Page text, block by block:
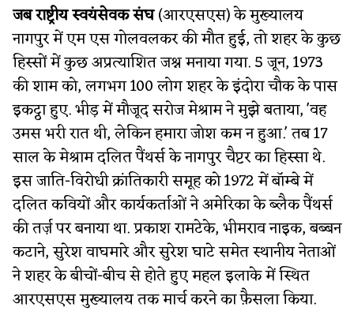
जब राष्ट्रीय स्वयंसेवक संघ(आरएसएस) के मुख्यालय
नागपुर में एम एस गोलवलकर की मौत हुई, तो शहर के कुछ
हिस्सों में कुछ अप्रत्याशित जश्न मनाया गया. 5 जून, 1973
की शाम को, लगभग 100 लोग शहर के इंदोरा चौक के पास
इकट्ठा हुए. भीड़ में मौजूद सरोज मेश्राम ने मुझे बताया, 'वह
उमस भरी रात थी, लेकिन हमारा जोश कम न हुआ.' तब 17
साल के मेश्राम दलित पैंथर्स के नागपुर चैप्टर का हिस्सा थे.
इस जाति-विरोधी क्रांतिकारी समूह को 1972 में बॉम्बे में
दलित कवियों और कार्यकर्ताओं ने अमेरिका के ब्लैक पैंथर्स
की तर्ज़ पर बनाया था. प्रकाश रामटेके, भीमराव नाइक, बब्बन
कटाने, सुरेश वाघमारे और सुरेश घाटे समेत स्थानीय नेताओं
ने शहर के बीचों-बीच से होते हुए महल इलाके में स्थित
आरएसएस मुख्यालय तक मार्च करने का फ़ैसला किया.